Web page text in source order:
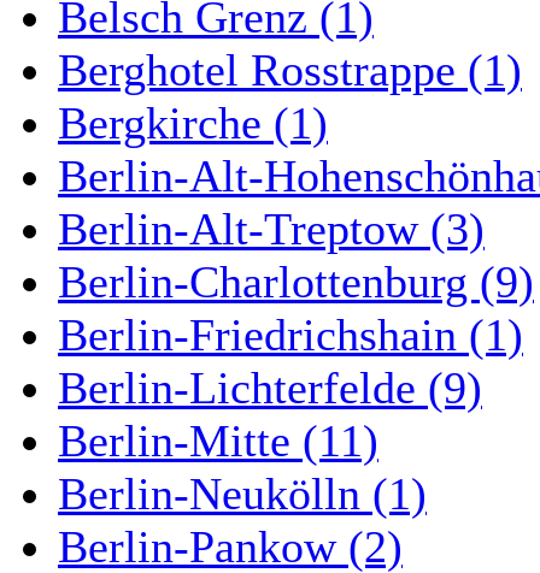
Belsch Grenz (1)
Berghotel Rosstrappe (1)
Bergkirche (1)
Berlin-Alt-
Berlin-Alt-Treptow (3)
Berlin-Charlottenburg (9)
Berlin-Friedrichshain (1)
Berlin-Lichterfelde (9)
Berlin-Mitte (11)
Berlin-Neukölln (1)
Berlin-Pankow (2)